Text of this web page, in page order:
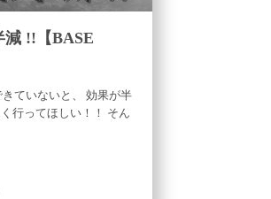
減 !!【BASE
ていないと、 効果が半
行ってほしい！！ そん